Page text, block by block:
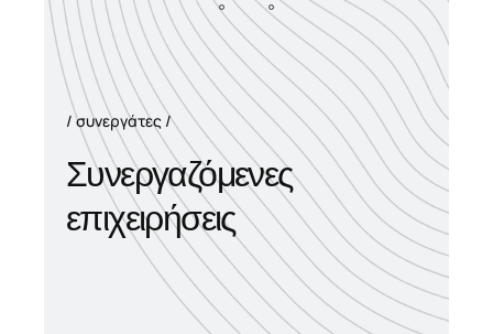
συνεργάτες
Συνεργαζόμενες
επιχειρήσεις